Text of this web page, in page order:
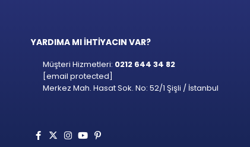
YARDIMA MI İHTİYACIN VAR?
Müşteri Hizmetleri: 0212 644 34 82
[email protected]
Merkez Mah. Hasat Sok. No: 52/1 Şişli / İstanbul